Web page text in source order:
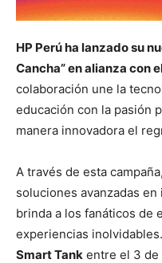
HP Perú ha lanzado su
Cancha” en alianza con
colaboración une la
educación con la pasión
manera innovadora el
A través de esta campaña,
soluciones avanzadas
brinda a los fanáticos de
experiencias
Smart Tank entre el 3